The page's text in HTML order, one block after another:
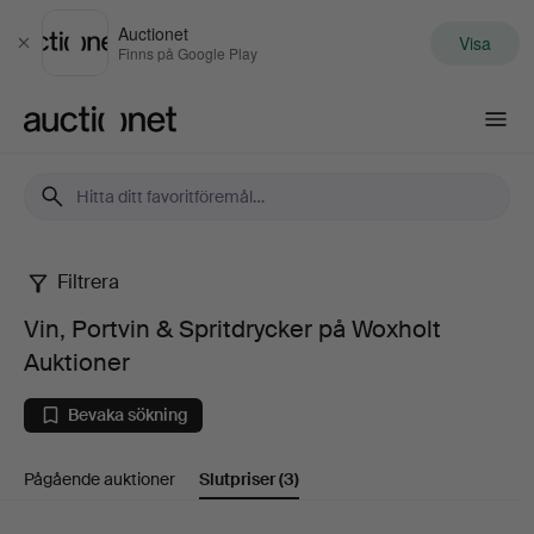
Stäng
Auctionet
Finns på Google Play Visa
Vin,
Portvin
&
Spritdrycker
Filtrera
Vin, Portvin & Spritdrycker på Woxholt
Auktioner
Bevaka sökning
Pågående auktioner Slutpriser(3)